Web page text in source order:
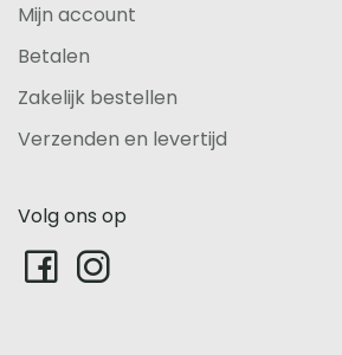
Mijn account
Betalen
Zakelijk bestellen
Verzenden en levertijd
Volg ons op